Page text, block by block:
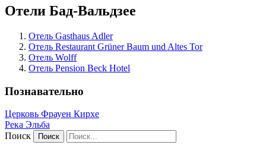
Отели Бад-Вальдзее
Отель Gasthaus Adler
Отель Restaurant Grüner Baum und Altes Tor
Отель Wolff
Отель Pension Beck Hotel
Познавательно
Церковь Фрауен Кирхе
Река Эльба
Поиск